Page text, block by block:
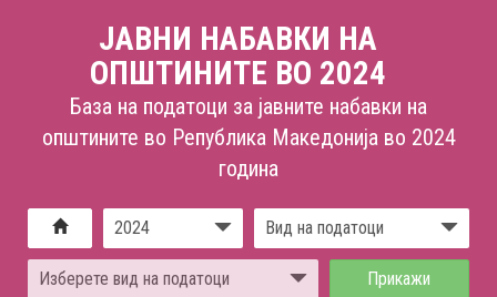
ЈАВНИ НАБАВКИ НА
ОПШТИНИТЕ ВО 2024
База на податоци за јавните набавки на
општините во Република Македонија во 2024
година
2024 Вид на податоци
Изберете вид на податоци